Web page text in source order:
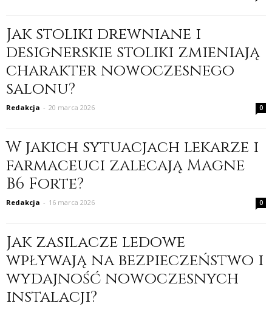
Jak stoliki drewniane i
designerskie stoliki zmieniają
charakter nowoczesnego
salonu?
Redakcja - 20 marca 2026 0
W jakich sytuacjach lekarze i
farmaceuci zalecają Magne
B6 Forte?
Redakcja - 16 marca 2026 0
Jak zasilacze ledowe
wpływają na bezpieczeństwo i
wydajność nowoczesnych
instalacji?